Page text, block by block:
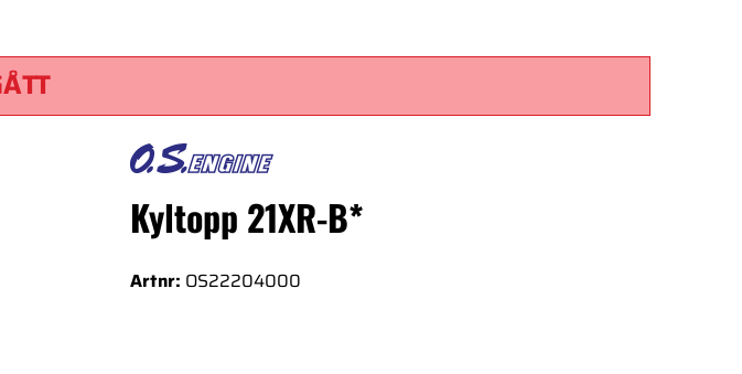
Kyltopp 21XR-B*
Artnr: OS22204000